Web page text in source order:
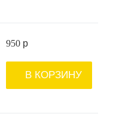
950 p
В КОРЗИНУ